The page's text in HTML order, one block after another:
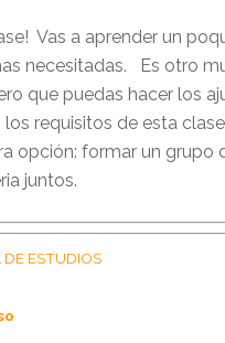
Vas a aprender un
necesitadas. Es otro
que puedas hacer los
requisitos de esta
opción: formar un grupo
juntos.
ESTUDIOS